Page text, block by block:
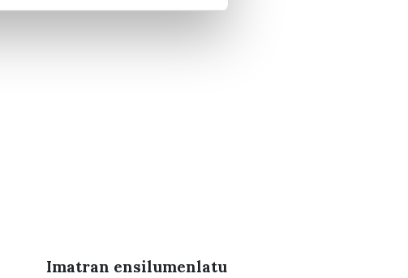
Imatran ensilumenlatu